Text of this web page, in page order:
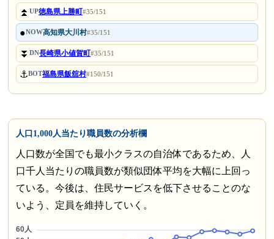
⏫UP徳島県上勝町#35/151
●NOW高知県大川村#35/151
⏬DN長崎県小値賀町#35/151
⚓BOT福島県飯舘村#150/151
人口1,000人当たり職員数の分析欄
人口数が全国でも最小クラスの自治体であるため、人
口千人当たりの職員数が類似団体平均を大幅に上回っ
ている。今後は、住民サービスを低下させることのな
いよう、定員を維持していく。